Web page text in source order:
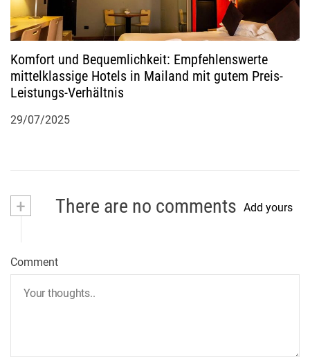
Komfort und Bequemlichkeit: Empfehlenswerte
mittelklassige Hotels in Mailand mit gutem Preis-
Leistungs-Verhältnis
29/07/2025
+ There are no comments Add yours
Comment